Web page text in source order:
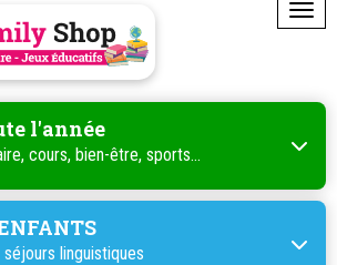
l'année
cours, bien-être, sports...
linguistiques